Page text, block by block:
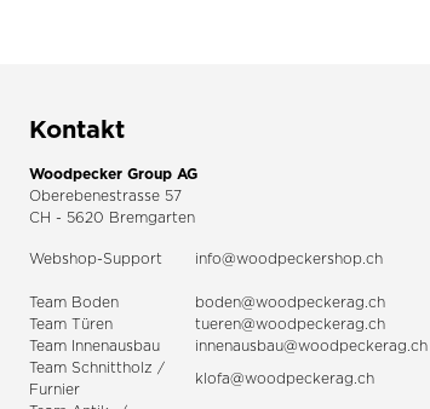
Kontakt
Woodpecker Group AG
Oberebenestrasse 57
CH - 5620 Bremgarten
Webshop-Support info@woodpeckershop.ch
Team Boden
boden@woodpeckerag.ch
Team Türen
tueren@woodpeckerag.ch
Team Innenausbau
innenausbau@woodpeckerag.ch
Team Schnittholz /
Furnier
klofa@woodpeckerag.ch